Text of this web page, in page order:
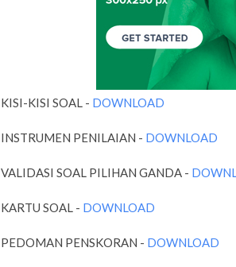
KISI-KISI SOAL - DOWNLOAD
INSTRUMEN PENILAIAN - DOWNLOAD
VALIDASI SOAL PILIHAN GANDA -
KARTU SOAL - DOWNLOAD
PEDOMAN PENSKORAN - DOWNLOAD